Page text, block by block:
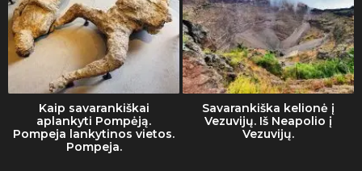
Kaip savarankiškai
aplankyti Pompėją.
Pompeja lankytinos vietos.
Pompeja.
Savarankiška kelionė į
Vezuvijų. Iš Neapolio į
Vezuvijų.